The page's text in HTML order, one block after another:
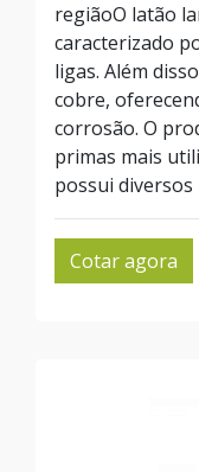
regiãoO latão
caracterizado
ligas. Além
cobre,
corrosão. O
primas mais
possui diversos
Cotar agora